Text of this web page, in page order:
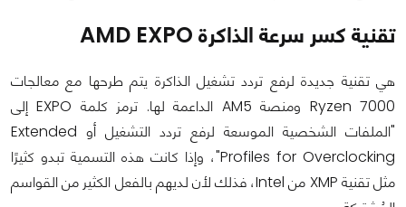
تقنية كسر سرعة الذاكرة AMD EXPO
هي تقنية جديدة لرفع تردد تشغيل الذاكرة يتم طرحها مع معالجات
Ryzen 7000 ومنصة AM5 الداعمة لها. ترمز كلمة EXPO إلى
"الملفات الشخصية الموسعة لرفع تردد التشغيل أو Extended
Profiles for Overclocking"، وإذا كانت هذه التسمية تبدو كثيرًا
مثل تقنية XMP من Intel، فذلك لأن لديهم بالفعل الكثير من القواسم